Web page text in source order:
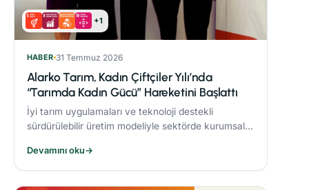
+1
HABER 31 Temmuz 2026
Alarko Tarım, Kadın Çiftçiler Yılı’nda
“Tarımda Kadın Gücü” Hareketini Başlattı
İyi tarım uygulamaları ve teknoloji destekli
sürdürülebilir üretim modeliyle sektörde kurumsal
üçüncü yılında “Tarımda Kadın Gücü” hareketi
başlatıyor.
Devamını oku→